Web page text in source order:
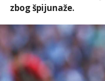
zbog špijunaže.